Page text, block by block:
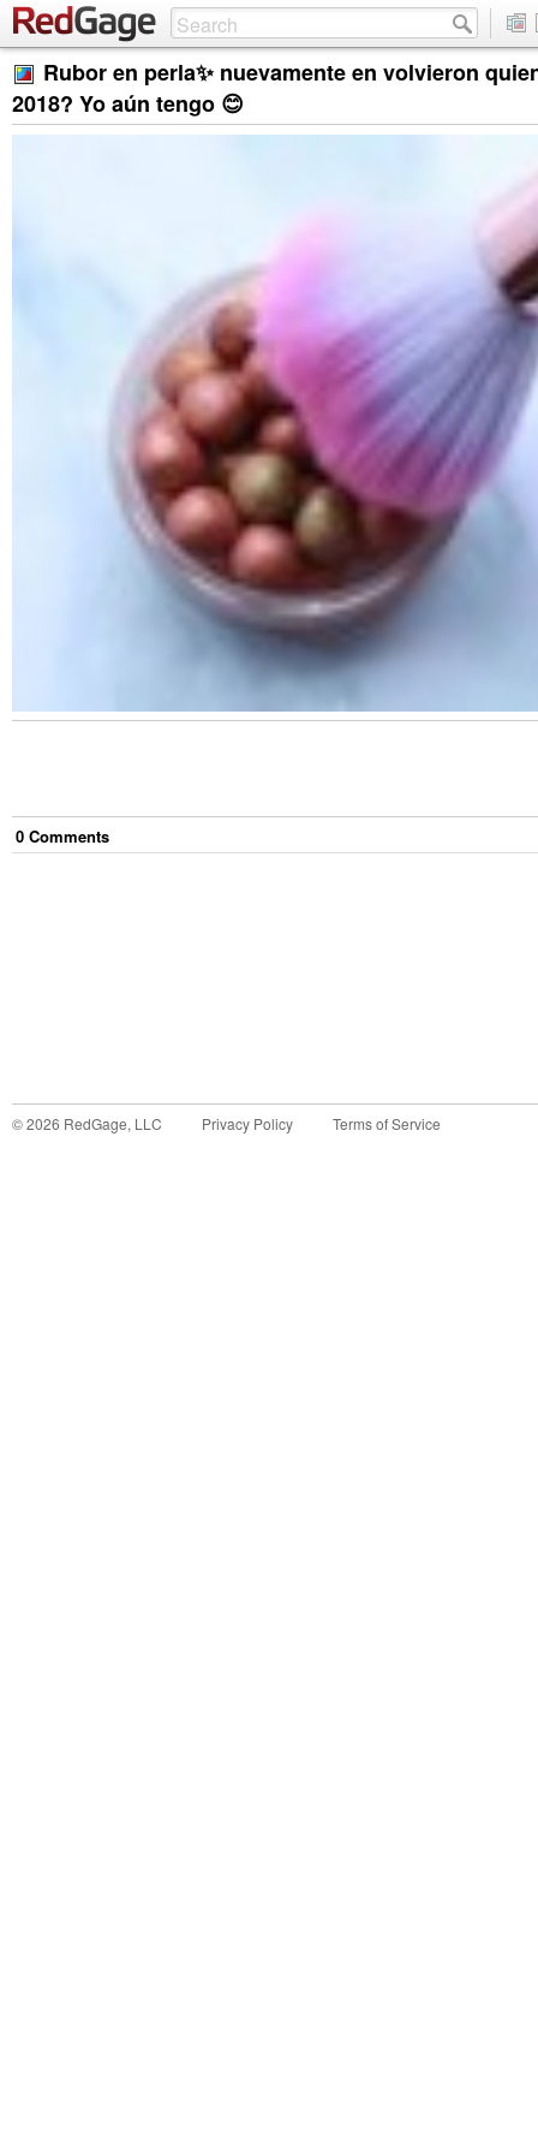
Rubor en perla✨ nuevamente en volvieron
2018? Yo aún tengo 😊
0 Comments
©2026 RedGage, LLC Privacy Policy Terms of Service